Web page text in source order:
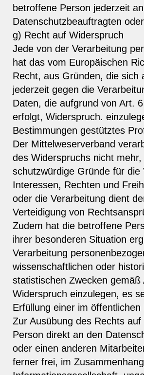
betroffene Person jederzeit
Datenschutzbeauftragten
g) Recht auf Widerspruch
Jede von der Verarbeitung
hat das vom Europäischen
Recht, aus Gründen, die sich
jederzeit gegen die
Daten, die aufgrund von Art.
erfolgt, Widerspruch.
Bestimmungen gestütztes
Der Mittelweserverband
des Widerspruchs nicht
schutzwürdige Gründe für
Interessen, Rechten und
oder die Verarbeitung dient
Verteidigung von
Zudem hat die betroffene
ihrer besonderen Situation
Verarbeitung
wissenschaftlichen oder
statistischen Zwecken
Widerspruch einzulegen, es
Erfüllung einer im
Zur Ausübung des Rechts
Person direkt an den
oder einen anderen
ferner frei, im